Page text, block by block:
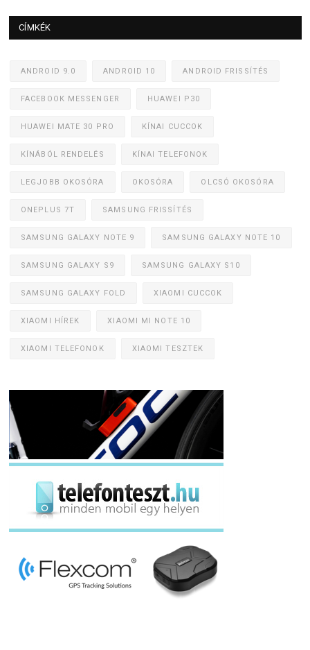
CÍMKÉK
ANDROID 9.0 ANDROID 10 ANDROID FRISSÍTÉS
FACEBOOK MESSENGER HUAWEI P30
HUAWEI MATE 30 PRO KÍNAI CUCCOK
KÍNÁBÓL RENDELÉS KÍNAI TELEFONOK
LEGJOBB OKOSÓRA OKOSÓRA OLCSÓ OKOSÓRA
ONEPLUS 7T SAMSUNG FRISSÍTÉS
SAMSUNG GALAXY NOTE 9 SAMSUNG GALAXY NOTE 10
SAMSUNG GALAXY S9 SAMSUNG GALAXY S10
SAMSUNG GALAXY FOLD XIAOMI CUCCOK
XIAOMI HÍREK XIAOMI MI NOTE 10
XIAOMI TELEFONOK XIAOMI TESZTEK